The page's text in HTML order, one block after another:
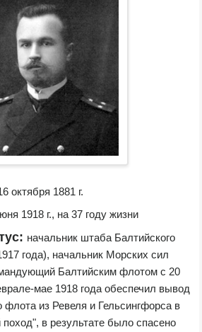
октября 1881 г.
1918 г., на 37 году жизни
начальник штаба Балтийского
года), начальник Морских сил
Балтийским флотом с 20
мае 1918 года обеспечил вывод
флота из Ревеля и Гельсингфорса в
в результате было спасено